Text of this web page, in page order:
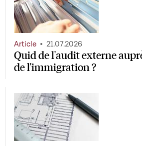
Quid de l'audit externe
de l'immigration ?
Article 21.07.2026